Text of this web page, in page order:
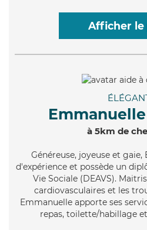
Afficher le
à 5km de
Généreuse, joyeuse et gaie,
d'expérience et possède un
Vie Sociale (DEAVS).
cardiovasculaires et les
Emmanuelle apporte ses
repas, toilette/habillage